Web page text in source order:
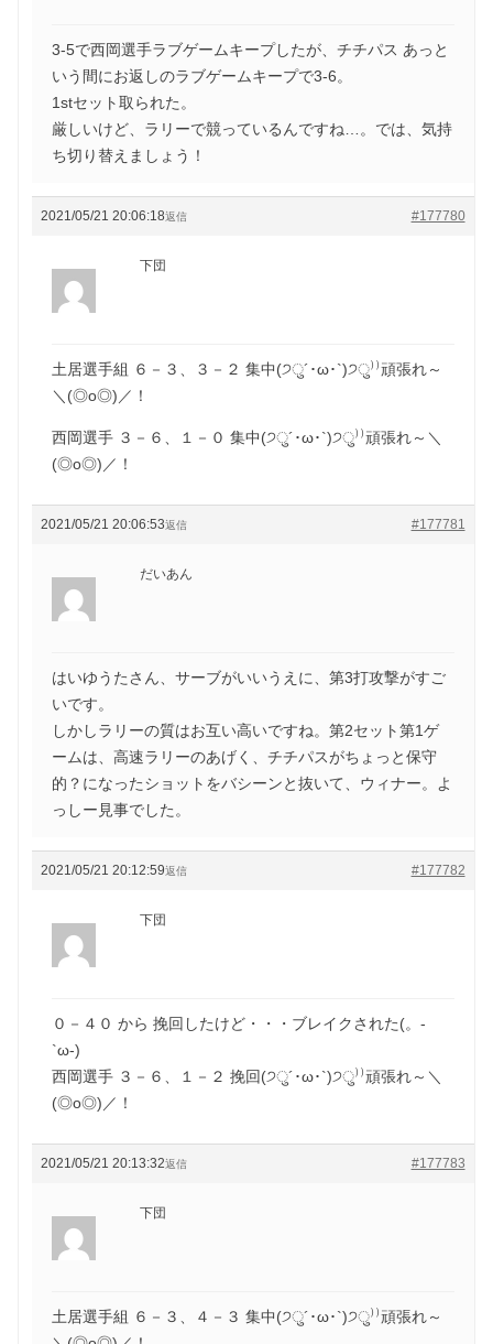
3-5で西岡選手ラブゲームキープしたが、チチパス あっと
いう間にお返しのラブゲームキープで3-6。
1stセット取られた。
厳しいけど、ラリーで競っているんですね…。では、気持
ち切り替えましょう！
2021/05/21 20:06:18 #177780
返信
下団
土居選手組 ６－３、３－２ 集中(੭ु´･ω･`)੭ु⁾⁾頑張れ～
＼(◎o◎)／！
西岡選手 ３－６、１－０ 集中(੭ु´･ω･`)੭ु⁾⁾頑張れ～＼
(◎o◎)／！
2021/05/21 20:06:53 #177781
返信
だいあん
はいゆうたさん、サーブがいいうえに、第3打攻撃がすご
いです。
しかしラリーの質はお互い高いですね。第2セット第1ゲ
ームは、高速ラリーのあげく、チチパスがちょっと保守
的？になったショットをバシーンと抜いて、ウィナー。よ
っしー見事でした。
2021/05/21 20:12:59 #177782
返信
下団
０－４０ から 挽回したけど・・・ブレイクされた(。-
`ω-)
西岡選手 ３－６、１－２ 挽回(੭ु´･ω･`)੭ु⁾⁾頑張れ～＼
(◎o◎)／！
2021/05/21 20:13:32 #177783
返信
下団
土居選手組 ６－３、４－３ 集中(੭ु´･ω･`)੭ु⁾⁾頑張れ～